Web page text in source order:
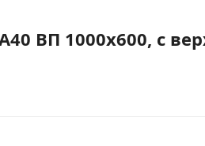
ВП 1000x600, с